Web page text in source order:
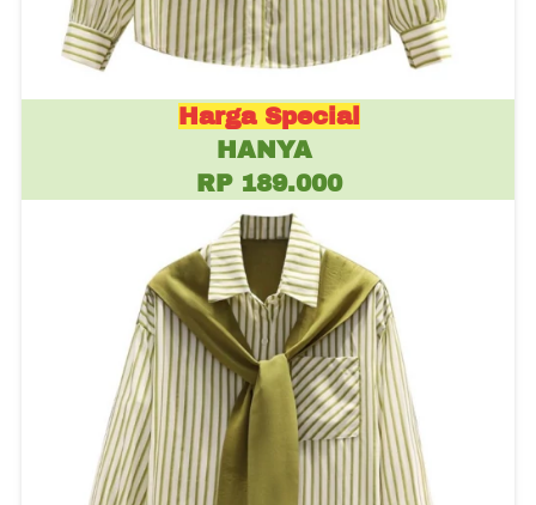
Harga Special
HANYA
RP 189.000